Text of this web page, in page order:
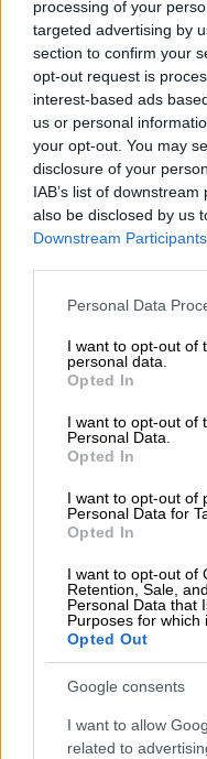
processing of your
targeted advertising by
section to confirm your
opt-out request is
interest-based ads
us or personal
your opt-out. You may
disclosure of your
IAB’s list of
also be disclosed by us
Downstream Participants
Please note that this
not limited to your visit
grant or deny consent
use your data for below
consent section.
Personal Data
I want to opt-out of
personal data.
Opted In
I want to opt-out of
Personal Data.
Opted In
I want to opt-out of
Personal Data for
Opted In
I want to opt-out of
Retention, Sale,
Personal Data that
Purposes for which
Opted Out
Google consents
I want to allow
related to
περιβάλλον και
παίζουν
εξέλιξη ενός
και με το
ευκαιρία της
σημαντική ως
όποιων
προέρχεσαι από
απαρέγκλιτα
βέβαια ο
τρόπο
επαγγελματική
οικογενειακές
πρόσθετα
Στο εισαγωγικό
μυθιστορήματός
«ποτέ δεν μου
θα συστηθώ με το
. Βγαίνει από
συμμαθητής μου ο
"γάμα"». Η Αγλαΐα